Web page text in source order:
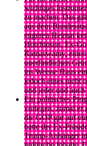
wichtiges
zu machen. Das
aus dem
engeren Heimat
Hutchinson, Ex-
Ramaswamy,
unerfindlichen
ins Weisse Haus
jedoch eines nicht
und jeder und
Ein politisches
vorlegen, zumal er
die GOP gar auf
hatte der Ex-
Trump-Anhänger